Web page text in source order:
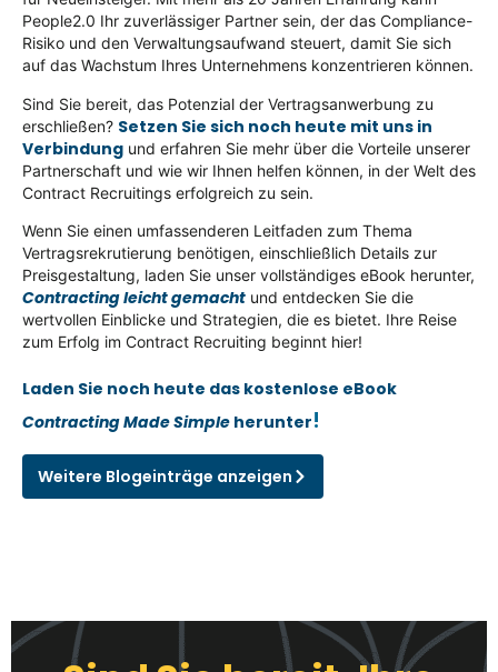
People2.0 Ihr zuverlässiger Partner sein, der das Compliance-
Risiko und den Verwaltungsaufwand steuert, damit Sie sich
auf das Wachstum Ihres Unternehmens konzentrieren können.
Sind Sie bereit, das Potenzial der Vertragsanwerbung zu
erschließen? Setzen Sie sich noch heute mit uns in
Verbindung und erfahren Sie mehr über die Vorteile unserer
Partnerschaft und wie wir Ihnen helfen können, in der Welt des
Contract Recruitings erfolgreich zu sein.
Wenn Sie einen umfassenderen Leitfaden zum Thema
Vertragsrekrutierung benötigen, einschließlich Details zur
Preisgestaltung, laden Sie unser vollständiges eBook herunter,
Contracting leicht gemacht und entdecken Sie die
wertvollen Einblicke und Strategien, die es bietet. Ihre Reise
zum Erfolg im Contract Recruiting beginnt hier!
Laden Sie noch heute das kostenlose eBook
Contracting Made Simple herunter!
Weitere Blogeinträge anzeigen